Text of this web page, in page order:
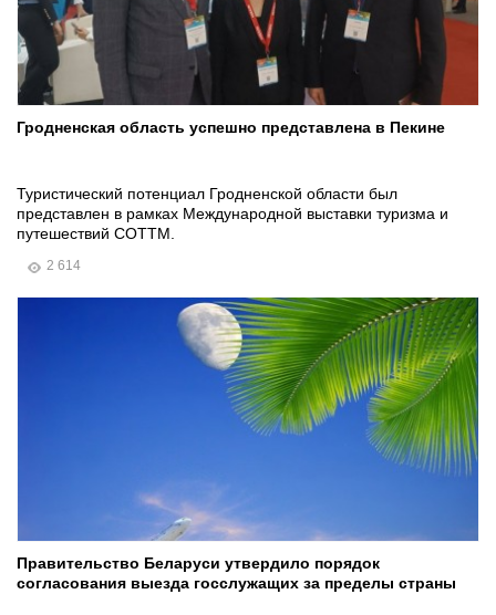
Гродненская область успешно представлена в Пекине
Туристический потенциал Гродненской области был
представлен в рамках Международной выставки туризма и
путешествий COTTM.
2 614
Правительство Беларуси утвердило порядок
согласования выезда госслужащих за пределы страны